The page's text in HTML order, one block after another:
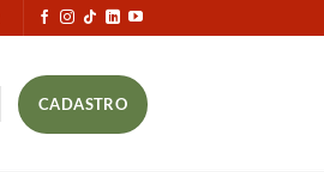
CADASTRO